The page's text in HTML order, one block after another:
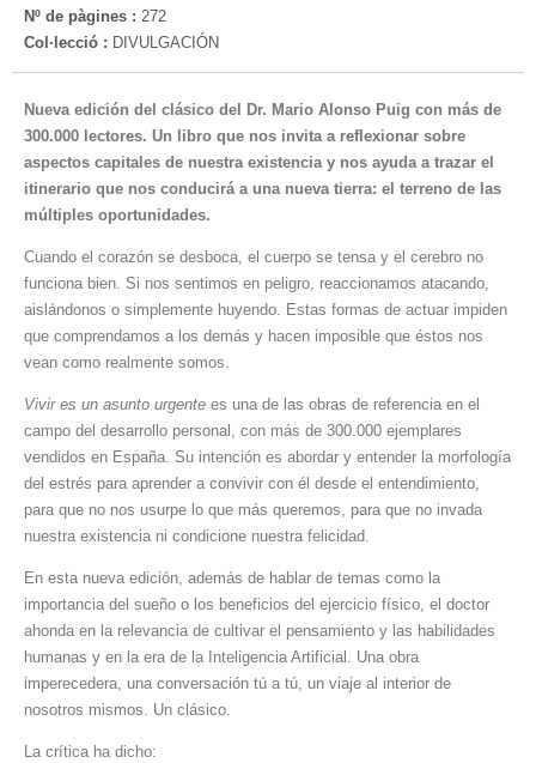
Nº de pàgines : 272
Col·lecció : DIVULGACIÓN
Nueva edición del clásico del Dr. Mario Alonso Puig con más de
300.000 lectores. Un libro que nos invita a reflexionar sobre
aspectos capitales de nuestra existencia y nos ayuda a trazar el
itinerario que nos conducirá a una nueva tierra: el terreno de las
múltiples oportunidades.
Cuando el corazón se desboca, el cuerpo se tensa y el cerebro no
funciona bien. Si nos sentimos en peligro, reaccionamos atacando,
aislándonos o simplemente huyendo. Estas formas de actuar impiden
que comprendamos a los demás y hacen imposible que éstos nos
vean como realmente somos.
Vivir es un asunto urgente es una de las obras de referencia en el
campo del desarrollo personal, con más de 300.000 ejemplares
vendidos en España. Su intención es abordar y entender la morfología
del estrés para aprender a convivir con él desde el entendimiento,
para que no nos usurpe lo que más queremos, para que no invada
nuestra existencia ni condicione nuestra felicidad.
En esta nueva edición, además de hablar de temas como la
importancia del sueño o los beneficios del ejercicio físico, el doctor
ahonda en la relevancia de cultivar el pensamiento y las habilidades
humanas y en la era de la Inteligencia Artificial. Una obra
imperecedera, una conversación tú a tú, un viaje al interior de
nosotros mismos. Un clásico.
La crítica ha dicho: